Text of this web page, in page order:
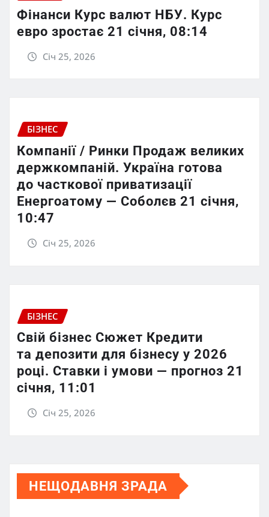
Фінанси Курс валют НБУ. Курс
евро зростає 21 січня, 08:14
Січ 25, 2026
БІЗНЕС
Компанії / Ринки Продаж великих
держкомпаній. Україна готова
до часткової приватизації
Енергоатому — Соболєв 21 січня,
10:47
Січ 25, 2026
БІЗНЕС
Свій бізнес Сюжет Кредити
та депозити для бізнесу у 2026
році. Ставки і умови — прогноз 21
січня, 11:01
Січ 25, 2026
НЕЩОДАВНЯ ЗРАДА